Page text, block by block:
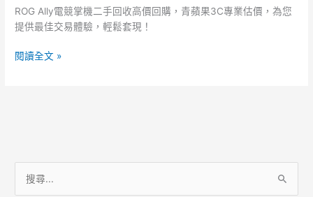
e
b
o
er bl
ROG Ally電競掌機二手回收高價回購，青蘋果3C專業估價，為您
提供最佳交易體驗，輕鬆套現！
您
提
最
閱讀全文 »